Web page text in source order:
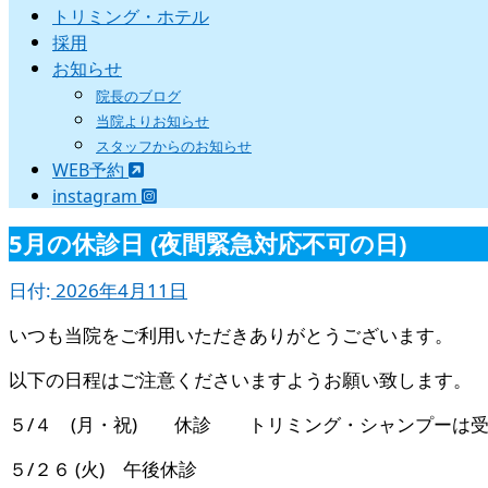
トリミング・ホテル
採用
お知らせ
院長のブログ
当院よりお知らせ
スタッフからのお知らせ
WEB予約
instagram
5月の休診日 (夜間緊急対応不可の日)
日付: 2026年4月11日
いつも当院をご利用いただきありがとうございます。
以下の日程はご注意くださいますようお願い致します。
５/４ (月・祝) 休診 トリミング・シャンプーは受
５/２６ (火) 午後休診